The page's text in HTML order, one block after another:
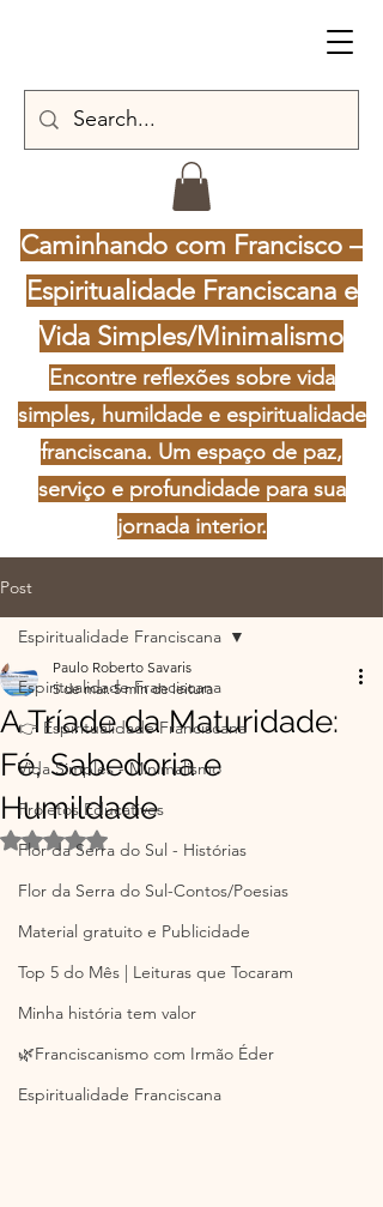
Caminhando com Francisco –
Espiritualidade Franciscana e
Vida Simples/Minimalismo
Encontre reflexões sobre vida
simples, humildade e espiritualidade
franciscana. Um espaço de paz,
serviço e profundidade para sua
jornada interior.
Post
Espiritualidade Franciscana
👉 Espiritualidade Franciscana
Vida Simples - Minimalismo
Projetos Educativos
Flor da Serra do Sul - Histórias
Flor da Serra do Sul-Contos/Poesias
Material gratuito e Publicidade
Top 5 do Mês | Leituras que Tocaram
Minha história tem valor
🌿Franciscanismo com Irmão Éder
Espiritualidade Franciscana
Espiritualidade Franciscana
A Tríade da Maturidade:
Fé, Sabedoria e
Humildade
Paulo Roberto Savaris
5 de mar. 5 min de leitura
Avaliado com NaN de 5 estrelas.